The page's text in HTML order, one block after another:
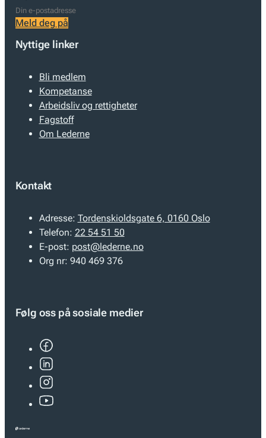
Meld deg på
Nyttige linker
Bli medlem
Kompetanse
Arbeidsliv og rettigheter
Fagstoff
Om Lederne
Kontakt
Adresse: Tordenskioldsgate 6, 0160 Oslo
Telefon: 22 54 51 50
E-post: post@lederne.no
Org nr: 940 469 376
Følg oss på sosiale medier